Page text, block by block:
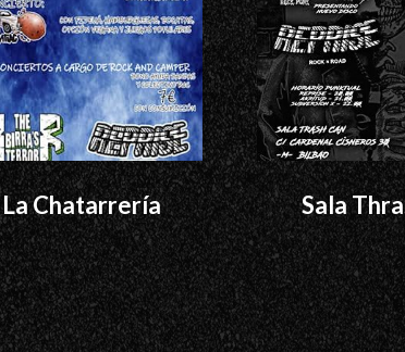
La Chatarrería Sala